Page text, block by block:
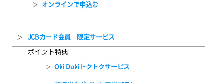
オンラインで申込む
JCBカード会員 限定サービス
ポイント特典
Oki Dokiトクトクサービス